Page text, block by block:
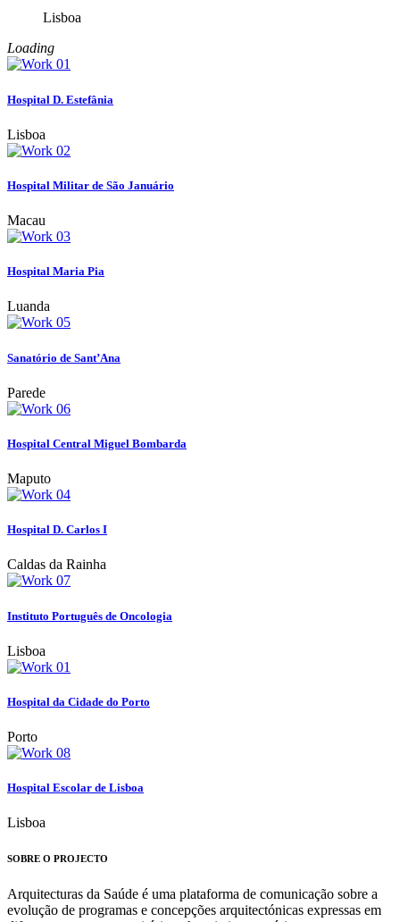
Lisboa
Loading
Hospital D. Estefânia
Lisboa
Hospital Militar de São Januário
Macau
Hospital Maria Pia
Luanda
Sanatório de Sant’Ana
Parede
Hospital Central Miguel Bombarda
Maputo
Hospital D. Carlos I
Caldas da Rainha
Instituto Português de Oncologia
Lisboa
Hospital da Cidade do Porto
Porto
Hospital Escolar de Lisboa
Lisboa
SOBRE O PROJECTO
Arquitecturas da Saúde é uma plataforma de comunicação sobre a
evolução de programas e concepções arquitectónicas expressas em